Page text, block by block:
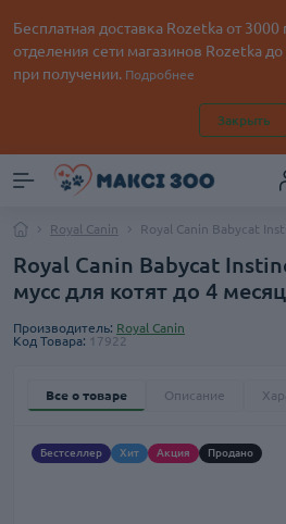
Бесплатная доставка Rozetka от 3000
отделения сети магазинов Rozetka
при получении. Подробнее
Закрыть
Royal Canin Royal Canin Babycat
Royal Canin Babycat
мусс для котят до 4
Производитель: Royal Canin
Код Товара: 17922
Все о товаре Описание
Бестселлер Хит Акция Продано